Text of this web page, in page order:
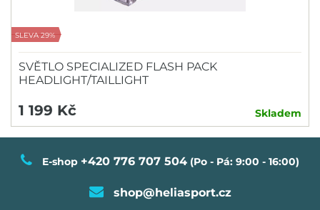
SLEVA 29%
SVĚTLO SPECIALIZED FLASH PACK
HEADLIGHT/TAILLIGHT
1 199 Kč Skladem
E-shop +420 776 707 504 (Po - Pá: 9:00 - 16:00)
shop@heliasport.cz